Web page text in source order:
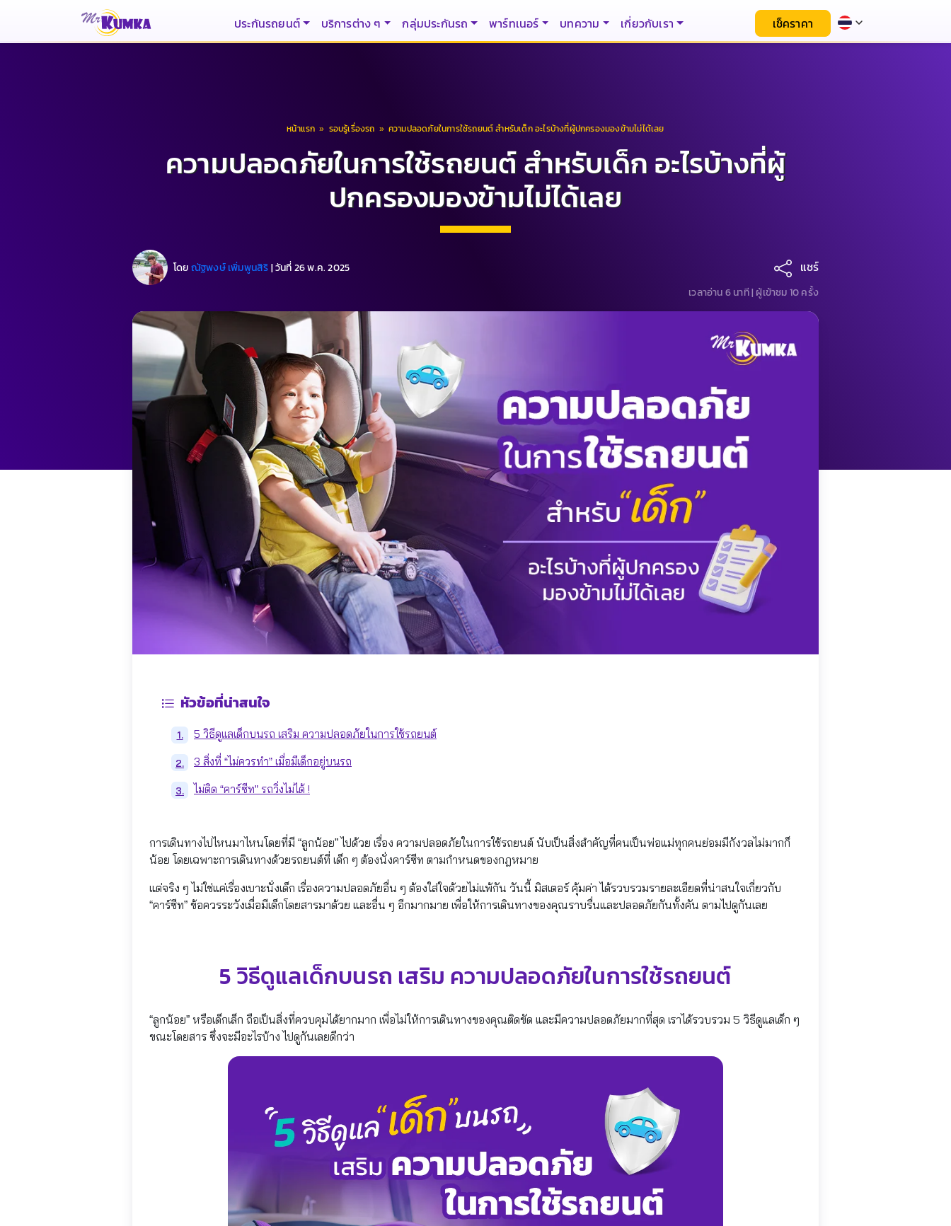
ประกันรถยนต์ บริการต่าง ๆ กลุ่มประกันรถ พาร์ทเนอร์ บทความ เกี่ยวกับเรา เช็คราคา
หน้าแรก » รอบรู้เรื่องรถ » ความปลอดภัยในการใช้รถยนต์ สำหรับเด็ก อะไรบ้างที่ผู้ปกครองมองข้ามไม่ได้เลย
ความปลอดภัยในการใช้รถยนต์ สำหรับเด็ก อะไรบ้างที่ผู้
ปกครองมองข้ามไม่ได้เลย
โดยณัฐพงษ์ เพิ่มพูนสิริ|วันที่ 26 พ.ค. 2025 แชร์
เวลาอ่าน 6 นาที | ผู้เข้าชม 10 ครั้ง
หัวข้อที่น่าสนใจ
1. 5 วิธีดูแลเด็กบนรถ เสริม ความปลอดภัยในการใช้รถยนต์
2. 3 สิ่งที่ “ไม่ควรทำ” เมื่อมีเด็กอยู่บนรถ
3. ไม่ติด “คาร์ซีท” รถวิ่งไม่ได้ !
การเดินทางไปไหนมาไหนโดยที่มี “ลูกน้อย” ไปด้วย เรื่อง ความปลอดภัยในการใช้รถยนต์ นับเป็นสิ่งสำคัญที่คนเป็นพ่อแม่ทุกคนย่อมมีกังวลไม่มากก็
น้อย โดยเฉพาะการเดินทางด้วยรถยนต์ที่ เด็ก ๆ ต้องนั่งคาร์ซีท ตามกำหนดของกฎหมาย
แต่จริง ๆ ไม่ใช่แค่เรื่องเบาะนั่งเด็ก เรื่องความปลอดภัยอื่น ๆ ต้องใส่ใจด้วยไม่แพ้กัน วันนี้ มิสเตอร์ คุ้มค่า ได้รวบรวมรายละเอียดที่น่าสนใจเกี่ยวกับ
“คาร์ซีท” ข้อควรระวังเมื่อมีเด็กโดยสารมาด้วย และอื่น ๆ อีกมากมาย เพื่อให้การเดินทางของคุณราบรื่นและปลอดภัยกันทั้งคัน ตามไปดูกันเลย
5 วิธีดูแลเด็กบนรถ เสริม ความปลอดภัยในการใช้รถยนต์
“ลูกน้อย” หรือเด็กเล็ก ถือเป็นสิ่งที่ควบคุมได้ยากมาก เพื่อไม่ให้การเดินทางของคุณติดขัด และมีความปลอดภัยมากที่สุด เราได้รวบรวม 5 วิธีดูแลเด็ก ๆ
ขณะโดยสาร ซึ่งจะมีอะไรบ้าง ไปดูกันเลยดีกว่า